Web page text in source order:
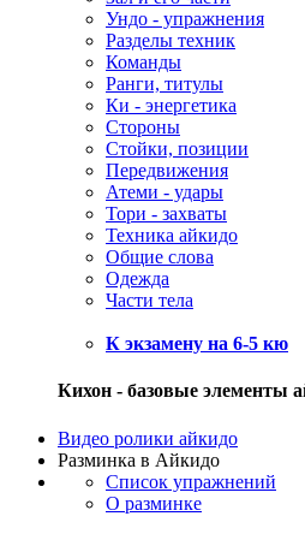
Ундо - упражнения
Разделы техник
Команды
Ранги, титулы
Ки - энергетика
Стороны
Стойки, позиции
Передвижения
Атеми - удары
Тори - захваты
Техника айкидо
Общие слова
Одежда
Части тела
К экзамену на 6-5 кю
Кихон - базовые элементы
Видео ролики айкидо
Разминка в Айкидо
Список упражнений
О разминке